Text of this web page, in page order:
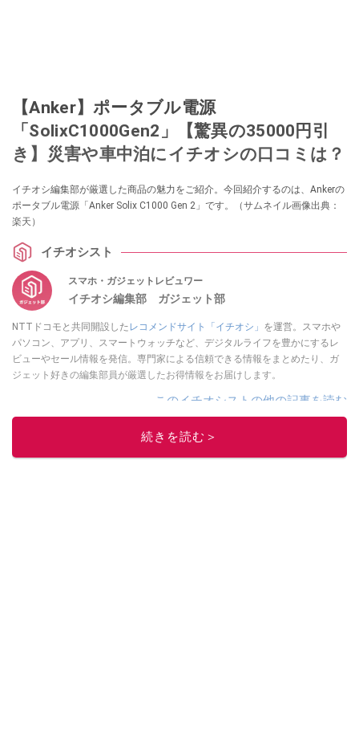
【Anker】ポータブル電源
「SolixC1000Gen2」【驚異の35000円引
き】災害や車中泊にイチオシの口コミは？
イチオシ編集部が厳選した商品の魅力をご紹介。今回紹介するのは、Ankerの
ポータブル電源「Anker Solix C1000 Gen 2」です。（サムネイル画像出典：
楽天）
イチオシスト
スマホ・ガジェットレビュワー
イチオシ編集部 ガジェット部
NTTドコモと共同開設した レコメンドサイト「イチオシ」 を運営。スマホや
パソコン、アプリ、スマートウォッチなど、デジタルライフを豊かにするレ
ビューやセール情報を発信。専門家による信頼できる情報をまとめたり、ガ
ジェット好きの編集部員が厳選したお得情報をお届けします。
このイチオシストの他の記事を読む
続きを読む＞